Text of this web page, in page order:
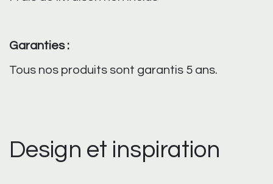
Garanties :
Tous nos produits sont garantis 5 ans.
Design et inspiration